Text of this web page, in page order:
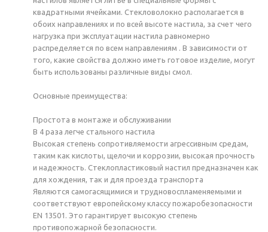
квадратными ячейками. Стекловолокно располагается в
обоих направлениях и по всей высоте настила, за счет чего
нагрузка при эксплуатации настила равномерно
распределяется по всем направлениям . В зависимости от
того, какие свойства должно иметь готовое изделие, могут
быть использованы различные виды смол.
Основные преимущества:
Простота в монтаже и обслуживании
В 4 раза легче стального настила
Высокая степень сопротивляемости агрессивным средам,
таким как кислоты, щелочи и коррозии, высокая прочность
и надежность. Стеклопластиковый настил предназначен как
для хождения, так и для проезда транспорта
Являются самогасящимися и трудновоспламеняемыми и
соответствуют европейскому классу пожаробезопасности
EN 13501. Это гарантирует высокую степень
противопожарной безопасности.